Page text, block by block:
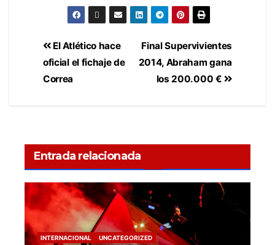
Final Supervivientes
2014, Abraham gana
los 200.000 €
El Atlético hace
oficial el fichaje de
Correa
Entrada relacionada
INTERNACIONAL UNCATEGORIZED